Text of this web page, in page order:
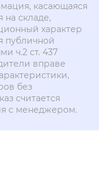
касающаяся
на складе,
характер
публичной
ч.2 ст. 437
вправе
без
считается
с менеджером.